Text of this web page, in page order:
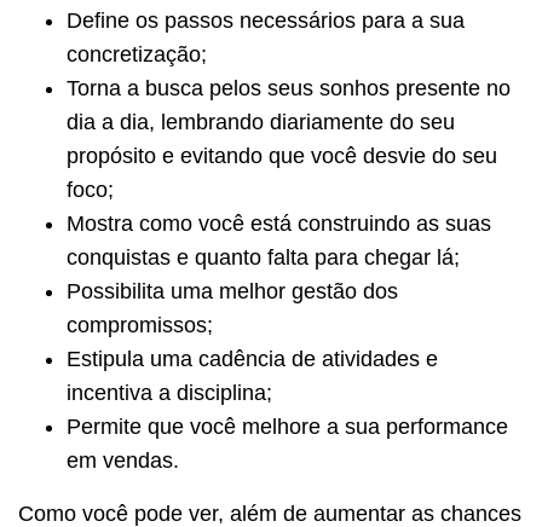
Define os passos necessários para a sua
concretização;
Torna a busca pelos seus sonhos presente no
dia a dia, lembrando diariamente do seu
propósito e evitando que você desvie do seu
foco;
Mostra como você está construindo as suas
conquistas e quanto falta para chegar lá;
Possibilita uma melhor gestão dos
compromissos;
Estipula uma cadência de atividades e
incentiva a disciplina;
Permite que você melhore a sua performance
em vendas.
Como você pode ver, além de aumentar as chances